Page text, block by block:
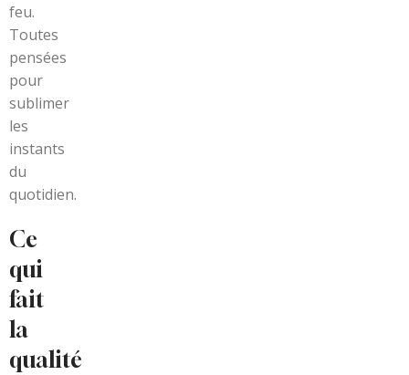
feu.
Toutes
pensées
pour
sublimer
les
instants
du
quotidien.
Ce
qui
fait
la
qualité